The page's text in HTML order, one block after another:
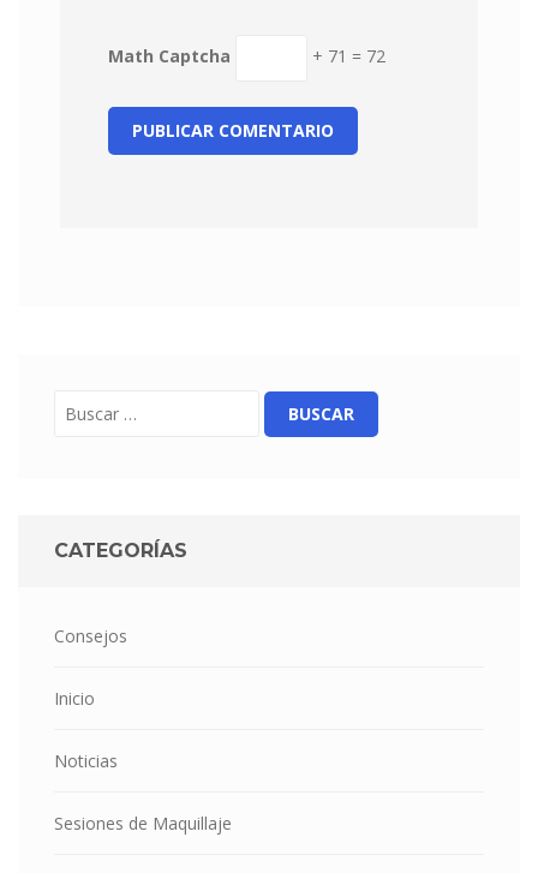
Math Captcha + 71 = 72
CATEGORÍAS
Consejos
Inicio
Noticias
Sesiones de Maquillaje